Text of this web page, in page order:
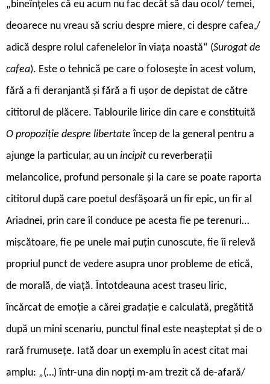
„bineînțeles că eu acum nu fac decât să dau ocol/ temei,
deoarece nu vreau să scriu despre miere, ci despre cafea,/
adică despre rolul cafenelelor în viața noastă“ (Surogat de
cafea). Este o tehnică pe care o folosește în acest volum,
fără a fi deranjantă și fără a fi ușor de depistat de către
cititorul de plăcere. Tablourile lirice din care e constituită
O propoziție despre libertateîncep de la general pentru a
ajunge la particular, au un incipit cu reverberații
melancolice, profund personale și la care se poate raporta
cititorul după care poetul desfășoară un fir epic, un fir al
Ariadnei, prin care îl conduce pe acesta fie pe terenuri…
mișcătoare, fie pe unele mai puțin cunoscute, fie îi relevă
propriul punct de vedere asupra unor probleme de etică,
de morală, de viață. Întotdeauna acest traseu liric,
încărcat de emoție a cărei gradație e calculată, pregătită
după un mini scenariu, punctul final este neașteptat și de o
rară frumusețe. Iată doar un exemplu în acest citat mai
amplu: „(…) într-una din nopți m-am trezit că de-afară/